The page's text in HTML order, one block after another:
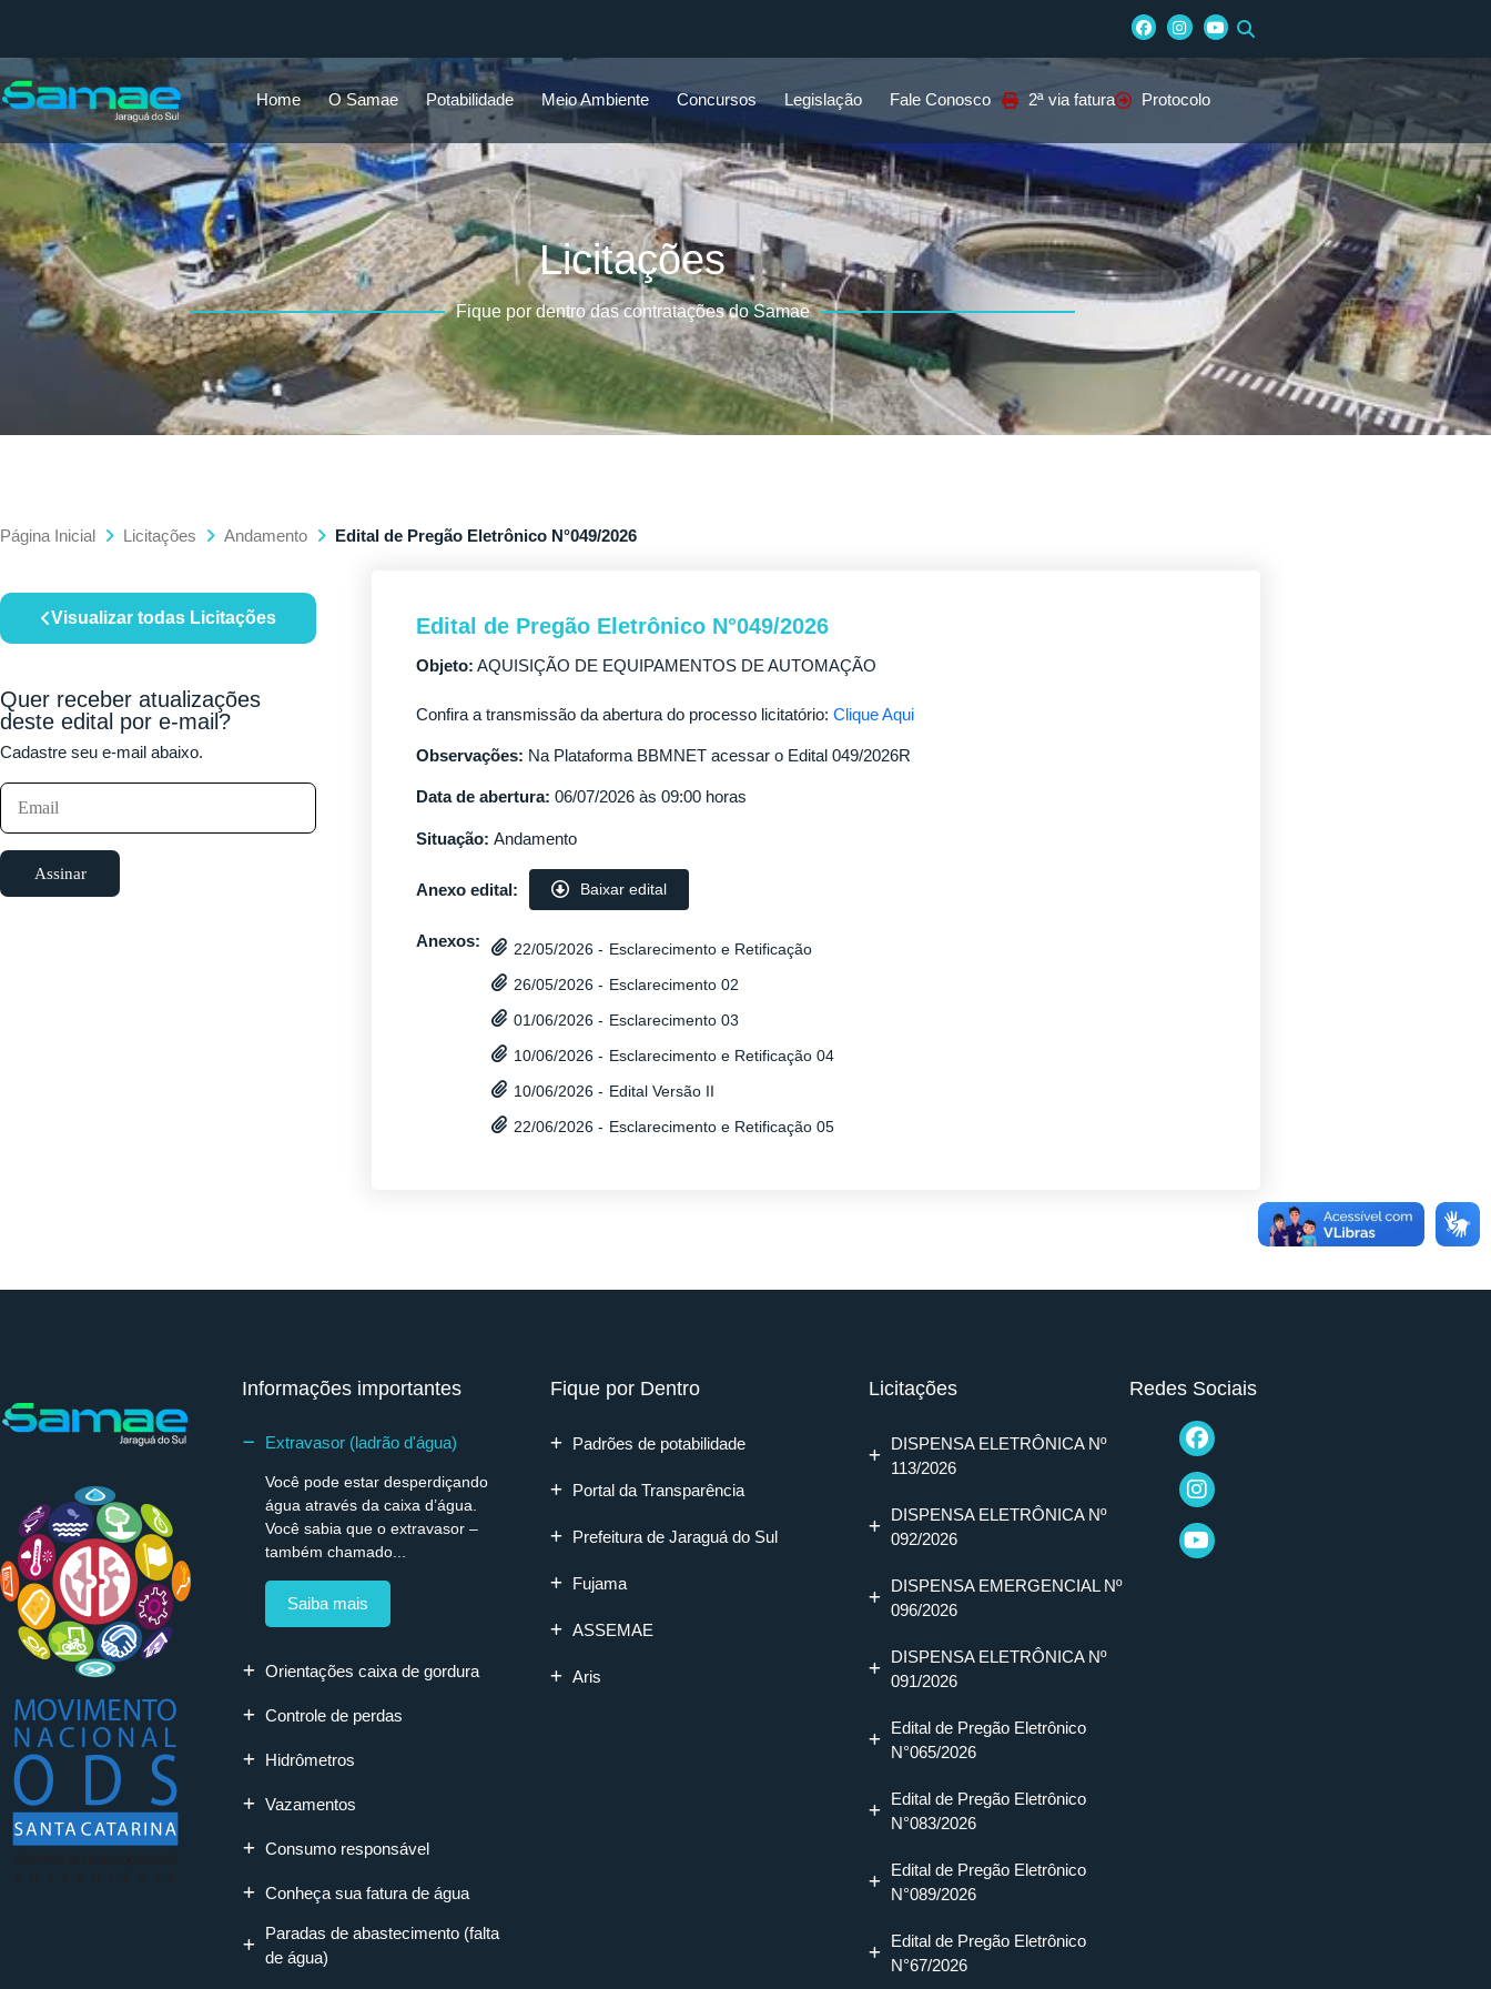
Home O Samae Potabilidade Meio Ambiente Concursos Legislação Fale Conosco 2ª via fatura Protocolo
Licitações
Fique por dentro das contratações do Samae
Página Inicial Licitações Andamento Edital de Pregão Eletrônico N°049/2026
Visualizar todas Licitações
Quer receber atualizações
deste edital por e-mail?
Cadastre seu e-mail abaixo.
Assinar
Edital de Pregão Eletrônico N°049/2026
Objeto: AQUISIÇÃO DE EQUIPAMENTOS DE AUTOMAÇÃO
Confira a transmissão da abertura do processo licitatório: Clique Aqui
Observações: Na Plataforma BBMNET acessar o Edital 049/2026R
Data de abertura: 06/07/2026 às 09:00 horas
Situação: Andamento
Anexo edital: Baixar edital
Anexos: 22/05/2026 - Esclarecimento e Retificação
26/05/2026 - Esclarecimento 02
01/06/2026 - Esclarecimento 03
10/06/2026 - Esclarecimento e Retificação 04
10/06/2026 - Edital Versão II
22/06/2026 - Esclarecimento e Retificação 05
Informações importantes
Extravasor (ladrão d'água)
Você pode estar desperdiçando
água através da caixa d’água.
Você sabia que o extravasor –
também chamado...
Saiba mais
Orientações caixa de gordura
Controle de perdas
Hidrômetros
Vazamentos
Consumo responsável
Conheça sua fatura de água
Paradas de abastecimento (falta
de água)
Fique por Dentro
Padrões de potabilidade
Portal da Transparência
Prefeitura de Jaraguá do Sul
Fujama
ASSEMAE
Aris
Licitações
DISPENSA ELETRÔNICA Nº
113/2026
DISPENSA ELETRÔNICA Nº
092/2026
DISPENSA EMERGENCIAL Nº
096/2026
DISPENSA ELETRÔNICA Nº
091/2026
Edital de Pregão Eletrônico
N°065/2026
Edital de Pregão Eletrônico
N°083/2026
Edital de Pregão Eletrônico
N°089/2026
Edital de Pregão Eletrônico
N°67/2026
Redes Sociais